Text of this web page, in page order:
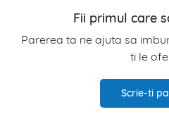
Fii primul care
Parerea ta ne ajuta sa
ti le
Scrie-ti